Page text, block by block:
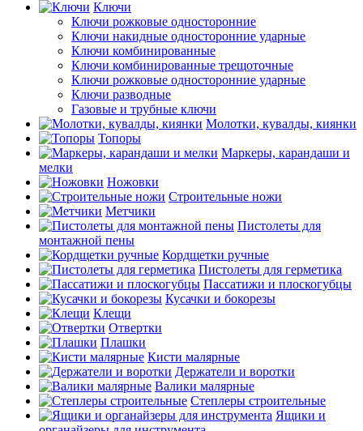
Ключи
Ключи рожковые односторонние
Ключи накидные односторонние ударные
Ключи комбинированные
Ключи комбинированные трещоточные
Ключи рожковые односторонние ударные
Ключи разводные
Газовые и трубные ключи
Молотки, кувалды, киянки
Топоры
Маркеры, карандаши и
мелки
Ножовки
Строительные ножи
Метчики
Пистолеты для
монтажной пены
Кордщетки ручные
Пистолеты для герметика
Пассатижи и плоскогубцы
Кусачки и бокорезы
Клещи
Отвертки
Плашки
Кисти малярные
Держатели и воротки
Валики малярные
Степлеры строительные
Ящики и